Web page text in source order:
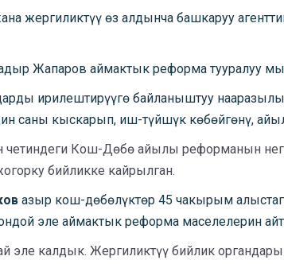
жергиликтүү өз алдынча башкаруу
Жапаров аймактык реформа тууралуу
ирилештирүүгө байланыштуу
саны кыскарып, иш-түйшүк көбөйгөнү,
четиндеги Кош-Дөбө айылы реформанын
бийликке кайрылган.
азыр кош-дөбөлүктөр 45 чакырым
эле аймактык реформа маселелерин
эле калдык. Жергиликтүү бийлик